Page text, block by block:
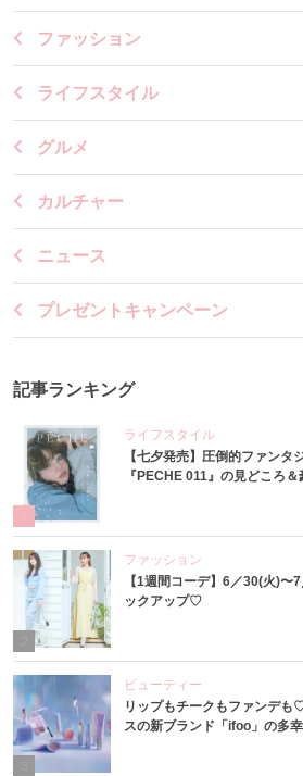
ファッション
ライフスタイル
グルメ
カルチャー
ニュース
プレゼントキャンペーン
記事ランキング
ライフスタイル
【七夕発売】圧倒的ファンタ
『PECHE 011』の見どころ
ファッション
【1週間コーデ】6／30(火)〜
ックアップ♡
3
ビューティー
リップもチークもファンデ
スの新ブランド「ifoo」の多